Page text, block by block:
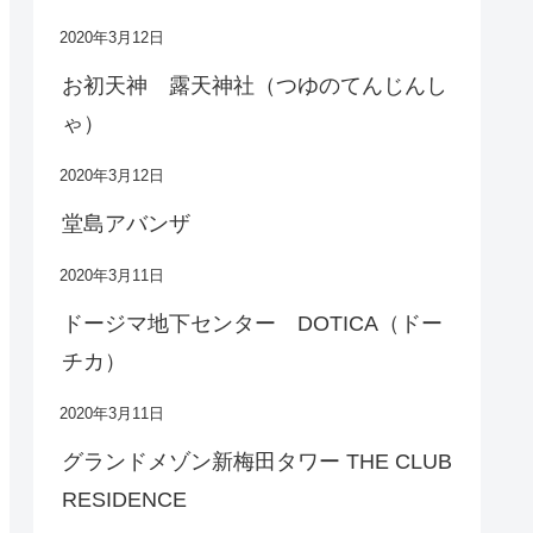
2020年3月12日
お初天神 露天神社（つゆのてんじんし
ゃ）
2020年3月12日
堂島アバンザ
2020年3月11日
ドージマ地下センター DOTICA（ドー
チカ）
2020年3月11日
グランドメゾン新梅田タワー THE CLUB
RESIDENCE